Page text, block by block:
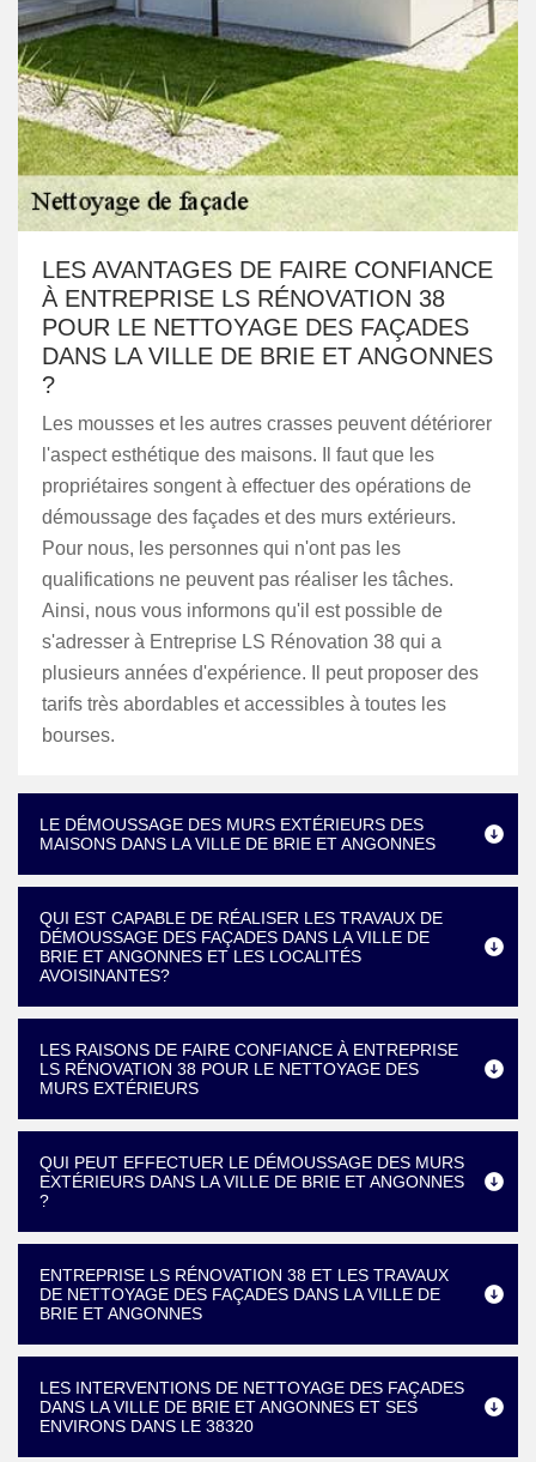
LES AVANTAGES DE FAIRE CONFIANCE
À ENTREPRISE LS RÉNOVATION 38
POUR LE NETTOYAGE DES FAÇADES
DANS LA VILLE DE BRIE ET ANGONNES
?
Les mousses et les autres crasses peuvent détériorer
l'aspect esthétique des maisons. Il faut que les
propriétaires songent à effectuer des opérations de
démoussage des façades et des murs extérieurs.
Pour nous, les personnes qui n'ont pas les
qualifications ne peuvent pas réaliser les tâches.
Ainsi, nous vous informons qu'il est possible de
s'adresser à Entreprise LS Rénovation 38 qui a
plusieurs années d'expérience. Il peut proposer des
tarifs très abordables et accessibles à toutes les
bourses.
LE DÉMOUSSAGE DES MURS EXTÉRIEURS DES
MAISONS DANS LA VILLE DE BRIE ET ANGONNES
QUI EST CAPABLE DE RÉALISER LES TRAVAUX DE
DÉMOUSSAGE DES FAÇADES DANS LA VILLE DE
BRIE ET ANGONNES ET LES LOCALITÉS
AVOISINANTES?
LES RAISONS DE FAIRE CONFIANCE À ENTREPRISE
LS RÉNOVATION 38 POUR LE NETTOYAGE DES
MURS EXTÉRIEURS
QUI PEUT EFFECTUER LE DÉMOUSSAGE DES MURS
EXTÉRIEURS DANS LA VILLE DE BRIE ET ANGONNES
?
ENTREPRISE LS RÉNOVATION 38 ET LES TRAVAUX
DE NETTOYAGE DES FAÇADES DANS LA VILLE DE
BRIE ET ANGONNES
LES INTERVENTIONS DE NETTOYAGE DES FAÇADES
DANS LA VILLE DE BRIE ET ANGONNES ET SES
ENVIRONS DANS LE 38320